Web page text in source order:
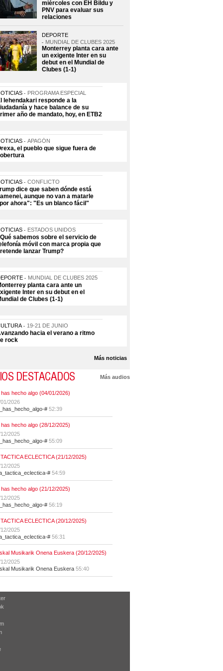
miércoles con EH Bildu y
PNV para evaluar sus
relaciones
DEPORTE
MUNDIAL DE CLUBES 2025
Monterrey planta cara ante
un exigente Inter en su
debut en el Mundial de
Clubes (1-1)
PROGRAMA ESPECIAL
lehendakari responde a la
y hace balance de su
año de mandato, hoy, en ETB2
APAGÓN
el pueblo que sigue fuera de
CONFLICTO
dice que saben dónde está
aunque no van a matarle
ahora": "Es un blanco fácil"
ESTADOS UNIDOS
sabemos sobre el servicio de
móvil con marca propia que
lanzar Trump?
MUNDIAL DE CLUBES 2025
planta cara ante un
Inter en su debut en el
de Clubes (1-1)
19-21 DE JUNIO
hacia el verano a ritmo
rock
Más noticias
DESTACADOS Más audios
hecho algo (04/01/2026)
2026
# 52:39
hecho algo (28/12/2025)
2025
# 55:09
TACTICA ECLECTICA (21/12/2025)
2025
# 54:59
hecho algo (21/12/2025)
2025
# 56:19
TACTICA ECLECTICA (20/12/2025)
2025
# 56:31
Musikarik Onena Euskera (20/12/2025)
2025
Musikarik Onena Euskera 55:40